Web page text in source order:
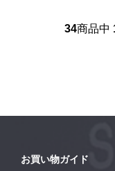
34商品中
お買い物ガイド